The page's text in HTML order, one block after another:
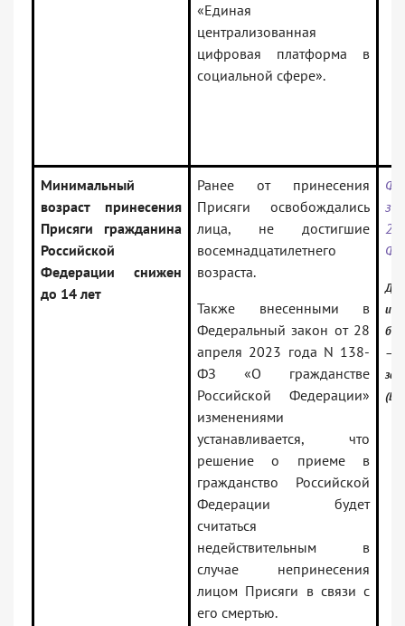
«Единая
централизованная
цифровая платформа в
социальной сфере».
Минимальный
возраст принесения
Присяги гражданина
Российской
Федерации снижен
до 14 лет
Ранее от принесения
Присяги освобождались
лица, не достигшие
восемнадцатилетнего
возраста.
Также внесенными в
Федеральный закон от 28
апреля 2023 года N 138-
ФЗ «О гражданстве
Российской Федерации»
изменениями
устанавливается, что
решение о приеме в
гражданство Российской
Федерации будет
считаться
недействительным в
случае непринесения
лицом Присяги в связи с
его смертью.
—